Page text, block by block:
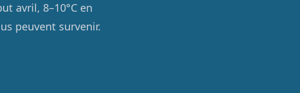
avril, 8–10°C en
peuvent survenir.